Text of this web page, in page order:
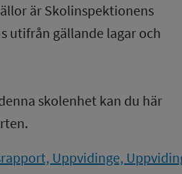
är Skolinspektionens
utifrån gällande lagar och
skolenhet kan du här
Uppvidinge,